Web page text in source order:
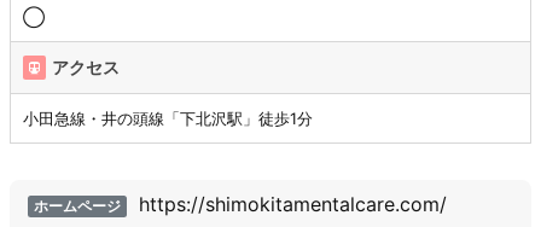
◯
アクセス
小田急線・井の頭線「下北沢駅」徒歩1分
ホームページ https://shimokitamentalcare.com/